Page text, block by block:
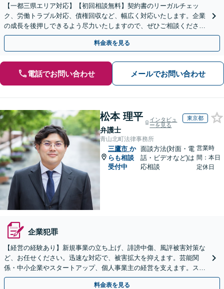
【一都三県エリア対応】【初回相談無料】契約書のリーガルチェッ
ク、労働トラブル対応、債権回収など、幅広く対応いたします。企業
の成長を後押しできるよう尽力いたしますので、ぜひご相談くださ
い。【電話相談可】【WEB面談可】【休日面談可】
料金表を見る
電話でお問い合わせ メールでお問い合わせ
松本 理平
弁護士
インタビュ
ーを見る
東京都
青山北町法律事務所
三鷹市 か
らも相談
受付中
面談方法(対面・電
話・ビデオなど)は
応相談
営業時
間：本日
定休日
企業犯罪
【経営の経験あり】新規事業の立ち上げ、誹謗中傷、風評被害対策な
ど、お任せください。迅速な対応で、被害拡大を抑えます。芸能関
係・中小企業やスタートアップ、個人事業主の経営を支えます。スポ
ット・顧問契約いずれも対応可。【表参道駅から徒歩3分】
料金表を見る